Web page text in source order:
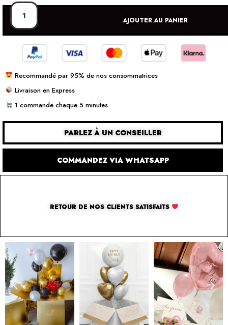
AJOUTER AU PANIER
Recommandé par 95% de nos consommatrices
Livraison en Express
1 commande chaque 5 minutes
PARLEZ À UN CONSEILLER
COMMANDEZ VIA WHATSAPP
RETOUR DE NOS CLIENTS SATISFAITS